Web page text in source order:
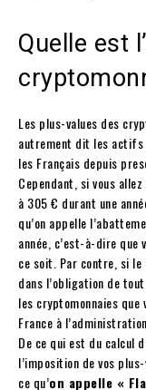
Quelle est
Les plus-values des
autrement dit les actifs
les Français depuis
Cependant, si vous
à 305 € durant une
qu’on appelle
année, c’est-à-dire que
ce soit. Par contre, si
dans l’obligation de
les cryptomonnaies que
France à
De ce qui est du calcul
l’imposition de vos
ce qu’on appelle «